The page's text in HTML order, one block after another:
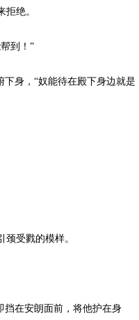
绝。
到！”
，“奴能待在殿下身边就是
受戮的模样。
在安朗面前，将他护在身